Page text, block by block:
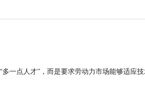
一点人才”，而是要求劳动力市场能够适应